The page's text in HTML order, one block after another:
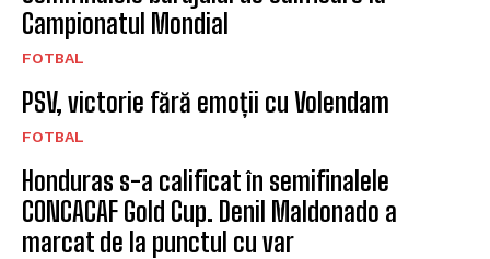
Campionatul Mondial
FOTBAL
PSV, victorie fără emoții cu Volendam
FOTBAL
Honduras s-a calificat în semifinalele
CONCACAF Gold Cup. Denil Maldonado a
marcat de la punctul cu var